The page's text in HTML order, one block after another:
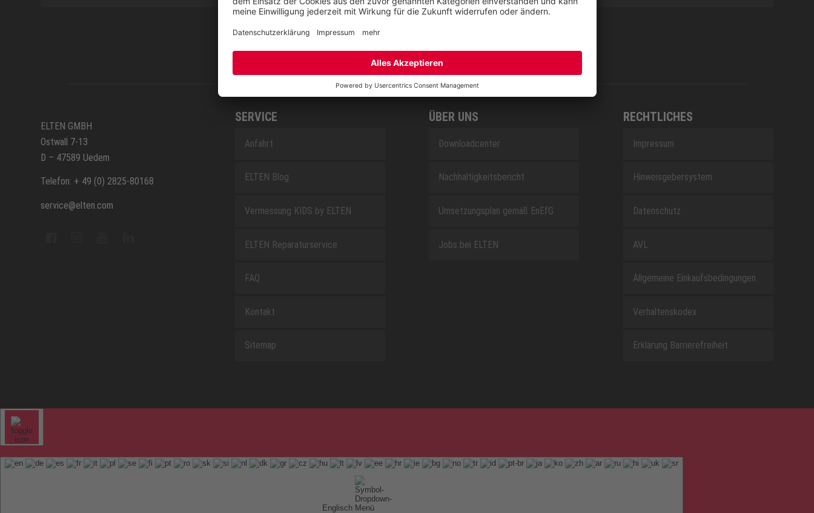
ELTEN GMBH
Ostwall 7-13
D – 47589 Uedem
Telefon: + 49 (0) 2825-80168
service@elten.com
SERVICE
Anfahrt
ELTEN Blog
Vermessung KIDS by ELTEN
ELTEN Reparaturservice
FAQ
Kontakt
Sitemap
ÜBER UNS
Downloadcenter
Nachhaltigkeitsbericht
Umsetzungsplan gemäß EnEfG
Jobs bei ELTEN
RECHTLICHES
Impressum
Hinweisgebersystem
Datenschutz
AVL
Allgemeine Einkaufsbedingungen
Verhaltenskodex
Erklärung Barrierefreiheit
Englisch